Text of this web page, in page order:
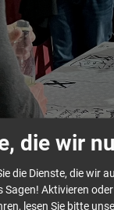
die wir
die Dienste, die wir
Sagen! Aktivieren
lesen Sie bitte